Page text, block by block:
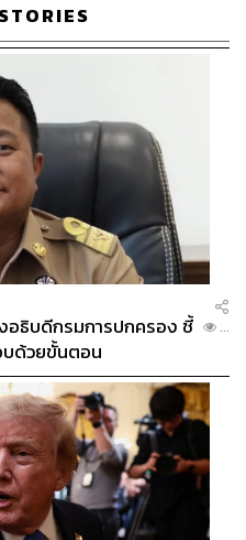
ธิบดีกรมการปกครอง ชี้
บด้วยขั้นตอน
...